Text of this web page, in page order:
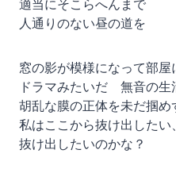
適当にそこらへんまで
人通りのない昼の道を
窓の影が模様になって部屋
ドラマみたいだ 無音の生
胡乱な膜の正体を未だ掴め
私はここから抜け出した
抜け出したいのかな？